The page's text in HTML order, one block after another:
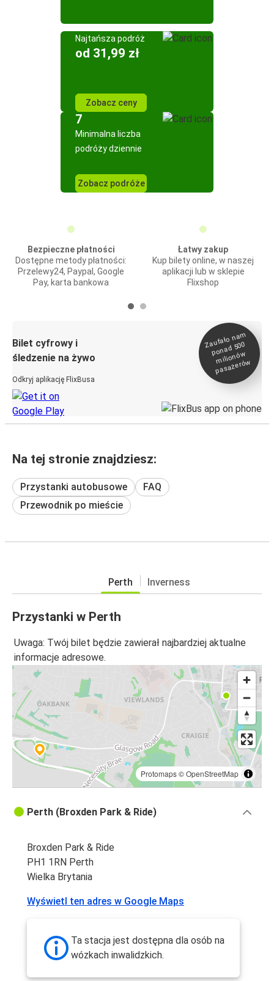
Najtańsza podróż
od 31,99 zł
Zobacz ceny
7
Minimalna liczba
podróży dziennie
Zobacz podróże
Bezpieczne płatności
Dostępne metody płatności:
Przelewy24, Paypal, Google
Pay, karta bankowa
Łatwy zakup
Kup bilety online, w naszej
aplikacji lub w sklepie
Flixshop
Bilet cyfrowy i
śledzenie na żywo
Odkryj aplikację FlixBusa
Zaufało na
m
ponad 500
milionó
w
pasażeró
w
Na tej stronie znajdziesz:
Przystanki autobusowe
FAQ
Przewodnik po mieście
Perth Inverness
Przystanki w Perth
Uwaga: Twój bilet będzie zawierał najbardziej aktualne
informacje adresowe.
Protomaps©OpenStreetMap
Perth (Broxden Park & Ride)
Broxden Park & Ride
PH1 1RN Perth
Wielka Brytania
Wyświetl ten adres w Google Maps
Ta stacja jest dostępna dla osób na
wózkach inwalidzkich.